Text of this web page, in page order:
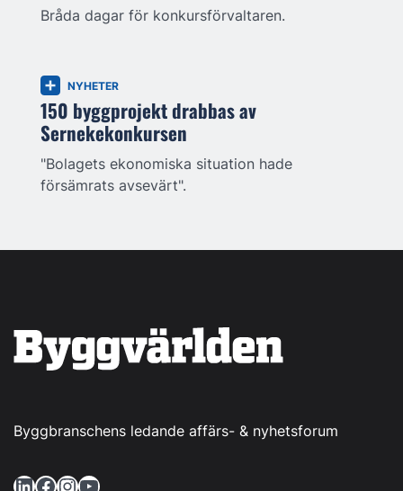
Bråda dagar för konkursförvaltaren.
NYHETER
150 byggprojekt drabbas av
Sernekekonkursen
"Bolagets ekonomiska situation hade
försämrats avsevärt".
Byggbranschens ledande affärs- & nyhetsforum
LinkedIn Facebook InstagramYouTube